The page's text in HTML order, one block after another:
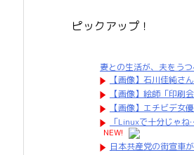
ピックアップ！
妻との生活が、夫をう
【画像】石川佳純さ
【画像】絵師「印刷
【画像】エチビデ女
「Linuxで十分じゃ
NEW!
日本共産党の街宣車